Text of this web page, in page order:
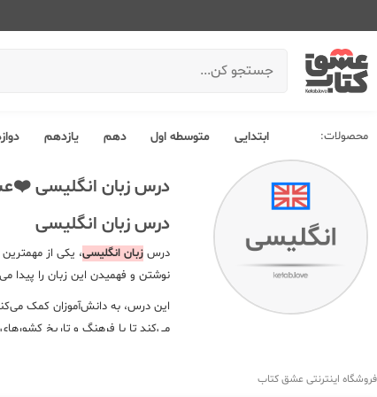
محصولات: ابتدایی متوسطه اول دهم یازدهم
درس زبان انگلیسی
درس زبان انگلیسی
درس زبان انگلیسی، یکی از
نوشتن و فهمیدن این زبان را پیدا
این درس، به دانش‌آموزان کمک
می‌کند تا با فرهنگ و تاریخ
حرفه‌ای خود، از زبان انگلیسی
فروشگاه اینترنتی عشق کتاب